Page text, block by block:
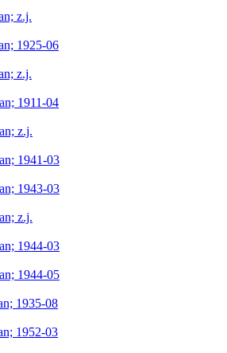
z.j.
1925-06
z.j.
1911-04
z.j.
1941-03
1943-03
z.j.
1944-03
1944-05
1935-08
1952-03